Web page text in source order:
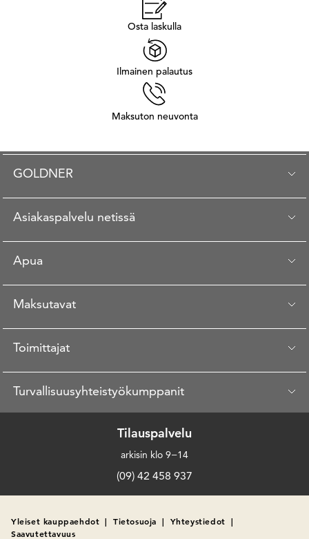
Osta laskulla
Ilmainen palautus
Maksuton neuvonta
GOLDNER
Asiakaspalvelu netissä
Apua
Maksutavat
Toimittajat
Turvallisuusyhteistyökumppanit
Tilauspalvelu
arkisin klo 9−14
(09) 42 458 937
Yleiset kauppaehdot | Tietosuoja | Yhteystiedot |
Saavutettavuus